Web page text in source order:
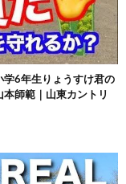
学6年生りょうすけ君の
師範｜山東カントリ